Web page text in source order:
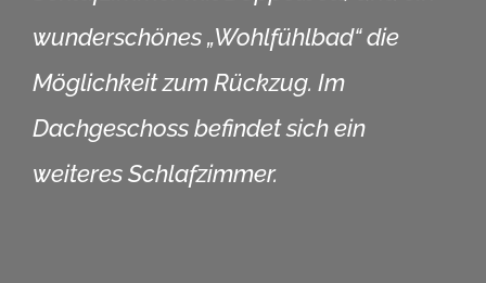
wunderschönes „Wohlfühlbad“ die
Möglichkeit zum Rückzug. Im
Dachgeschoss befindet sich ein
weiteres Schlafzimmer.